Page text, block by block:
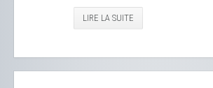
LIRE LA SUITE